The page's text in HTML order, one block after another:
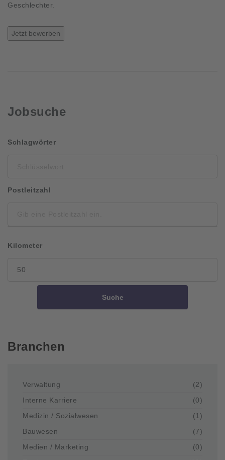
Geschlechter.
Jetzt bewerben
Jobsuche
SchlagwörterSchlüsselwort
Postleitzahl
Kilometer
Suche
Branchen
Verwaltung
(2)
Interne Karriere
(0)
Medizin / Sozialwesen
(1)
Bauwesen
(7)
Medien / Marketing
(0)